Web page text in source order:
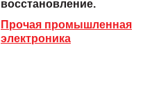
восстановление.
Прочая промышленная
электроника